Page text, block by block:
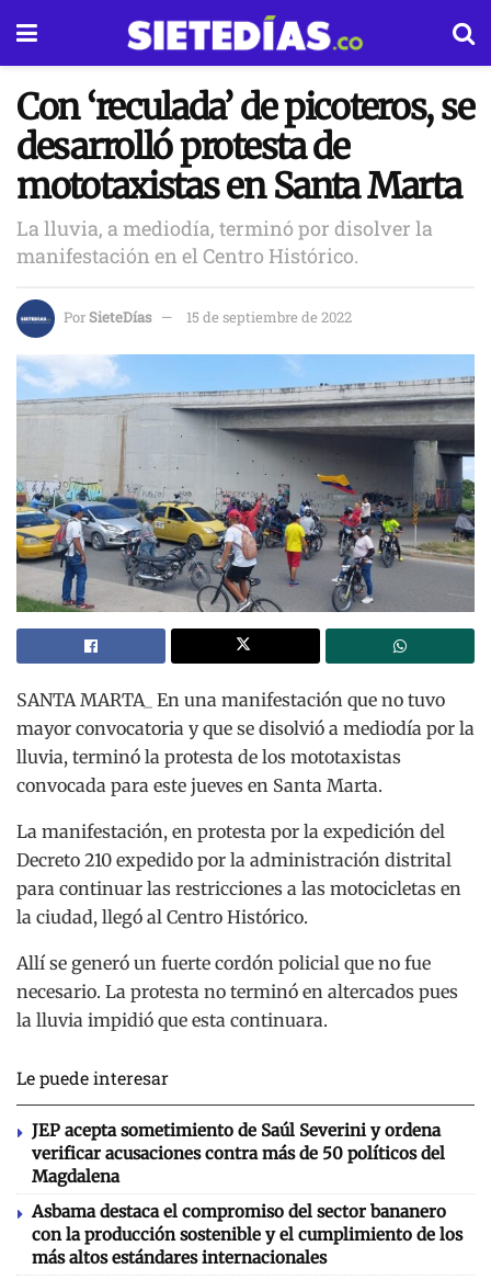
Con ‘reculada’ de picoteros, se
desarrolló protesta de
mototaxistas en Santa Marta
La lluvia, a mediodía, terminó por disolver la
manifestación en el Centro Histórico.
PorSieteDías 15 de septiembre de 2022
SANTA MARTA_ En una manifestación que no tuvo
mayor convocatoria y que se disolvió a mediodía por la
lluvia, terminó la protesta de los mototaxistas
convocada para este jueves en Santa Marta.
La manifestación, en protesta por la expedición del
Decreto 210 expedido por la administración distrital
para continuar las restricciones a las motocicletas en
la ciudad, llegó al Centro Histórico.
Allí se generó un fuerte cordón policial que no fue
necesario. La protesta no terminó en altercados pues
la lluvia impidió que esta continuara.
Le puede interesar
JEP acepta sometimiento de Saúl Severini y ordena
verificar acusaciones contra más de 50 políticos del
Magdalena
Asbama destaca el compromiso del sector bananero
con la producción sostenible y el cumplimiento de los
más altos estándares internacionales